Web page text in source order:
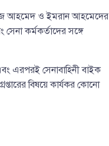
আহমেদ ও ইমরান আহমেদের
কর্মকর্তাদের সঙ্গে
এরপরই সেনাবাহিনী বাইক
বিষয়ে কার্যকর কোনো